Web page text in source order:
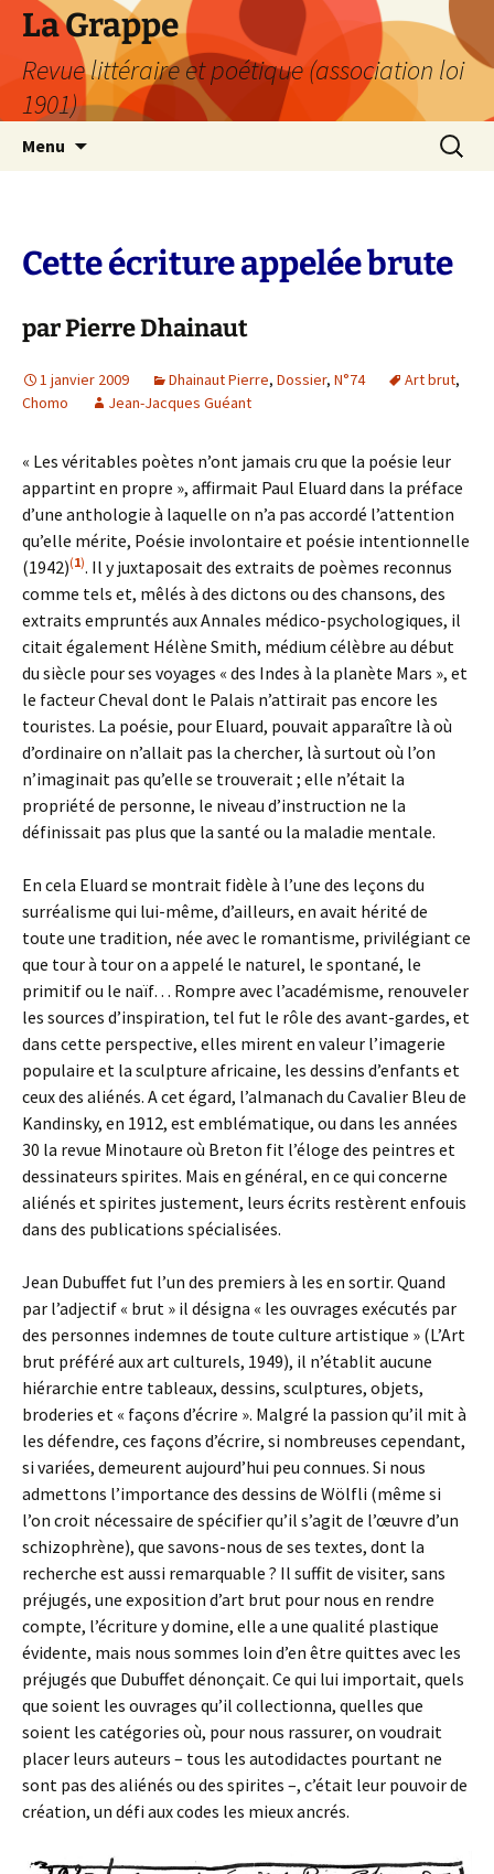
Aller
contenu
La Grappe
Revue littéraire et poétique (association loi
1901)
Menu
Cette écriture appelée brute
par Pierre Dhainaut
1 janvier 2009 Dhainaut Pierre, Dossier, N°74 Art brut,
Chomo
Jean-Jacques Guéant
« Les véritables poètes n’ont jamais cru que la poésie leur
appartint en propre », affirmait Paul Eluard dans la préface
d’une anthologie à laquelle on n’a pas accordé l’attention
qu’elle mérite, Poésie involontaire et poésie intentionnelle
(1942)(1). Il y juxtaposait des extraits de poèmes reconnus
comme tels et, mêlés à des dictons ou des chansons, des
extraits empruntés aux Annales médico-psychologiques, il
citait également Hélène Smith, médium célèbre au début
du siècle pour ses voyages « des Indes à la planète Mars », et
le facteur Cheval dont le Palais n’attirait pas encore les
touristes. La poésie, pour Eluard, pouvait apparaître là où
d’ordinaire on n’allait pas la chercher, là surtout où l’on
n’imaginait pas qu’elle se trouverait ; elle n’était la
propriété de personne, le niveau d’instruction ne la
définissait pas plus que la santé ou la maladie mentale.
En cela Eluard se montrait fidèle à l’une des leçons du
surréalisme qui lui-même, d’ailleurs, en avait hérité de
toute une tradition, née avec le romantisme, privilégiant ce
que tour à tour on a appelé le naturel, le spontané, le
primitif ou le naïf… Rompre avec l’académisme, renouveler
les sources d’inspiration, tel fut le rôle des avant-gardes, et
dans cette perspective, elles mirent en valeur l’imagerie
populaire et la sculpture africaine, les dessins d’enfants et
ceux des aliénés. A cet égard, l’almanach du Cavalier Bleu de
Kandinsky, en 1912, est emblématique, ou dans les années
30 la revue Minotaure où Breton fit l’éloge des peintres et
dessinateurs spirites. Mais en général, en ce qui concerne
aliénés et spirites justement, leurs écrits restèrent enfouis
dans des publications spécialisées.
Jean Dubuffet fut l’un des premiers à les en sortir. Quand
par l’adjectif « brut » il désigna « les ouvrages exécutés par
des personnes indemnes de toute culture artistique » (L’Art
brut préféré aux art culturels, 1949), il n’établit aucune
hiérarchie entre tableaux, dessins, sculptures, objets,
broderies et « façons d’écrire ». Malgré la passion qu’il mit à
les défendre, ces façons d’écrire, si nombreuses cependant,
si variées, demeurent aujourd’hui peu connues. Si nous
admettons l’importance des dessins de Wölfli (même si
l’on croit nécessaire de spécifier qu’il s’agit de l’œuvre d’un
schizophrène), que savons-nous de ses textes, dont la
recherche est aussi remarquable ? Il suffit de visiter, sans
préjugés, une exposition d’art brut pour nous en rendre
compte, l’écriture y domine, elle a une qualité plastique
évidente, mais nous sommes loin d’en être quittes avec les
préjugés que Dubuffet dénonçait. Ce qui lui importait, quels
que soient les ouvrages qu’il collectionna, quelles que
soient les catégories où, pour nous rassurer, on voudrait
placer leurs auteurs – tous les autodidactes pourtant ne
sont pas des aliénés ou des spirites –, c’était leur pouvoir de
création, un défi aux codes les mieux ancrés.